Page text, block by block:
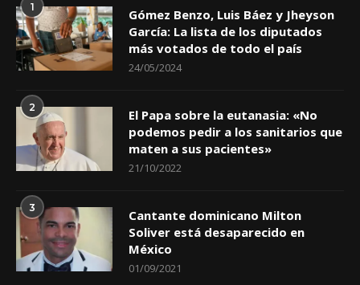
1
Gómez Benzo, Luis Báez y Jheyson
García: La lista de los diputados
más votados de todo el país
24/05/2024
2
El Papa sobre la eutanasia: «No
podemos pedir a los sanitarios que
maten a sus pacientes»
21/10/2022
3
Cantante dominicano Milton
Soliver está desaparecido en
México
01/09/2021